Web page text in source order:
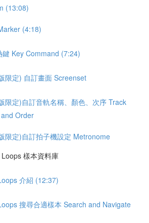
(13:08)
(4:18)
鍵 Key Command (7:24)
限定) 自訂畫面 Screenset
限定)自訂音軌名稱、顏色、次序 Track
Order
限定)自訂拍子機設定 Metronome
樣本資料庫
介紹 (12:37)
搜尋合適樣本 Search and Navigate